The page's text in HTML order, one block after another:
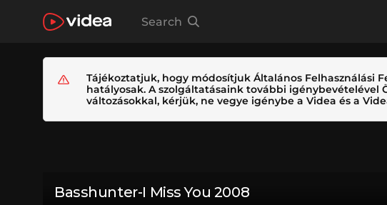
Search
Tájékoztatjuk, hogy módosítjuk Általános Felhasználási
hatályosak. A szolgáltatásaink további
változásokkal, kérjük, ne vegye igénybe a Videa és a